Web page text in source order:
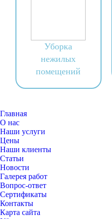
Уборка
нежилых
помещений
Главная
О нас
Наши услуги
Цены
Наши клиенты
Статьи
Новости
Галерея работ
Вопрос-ответ
Сертификаты
Контакты
Карта сайта